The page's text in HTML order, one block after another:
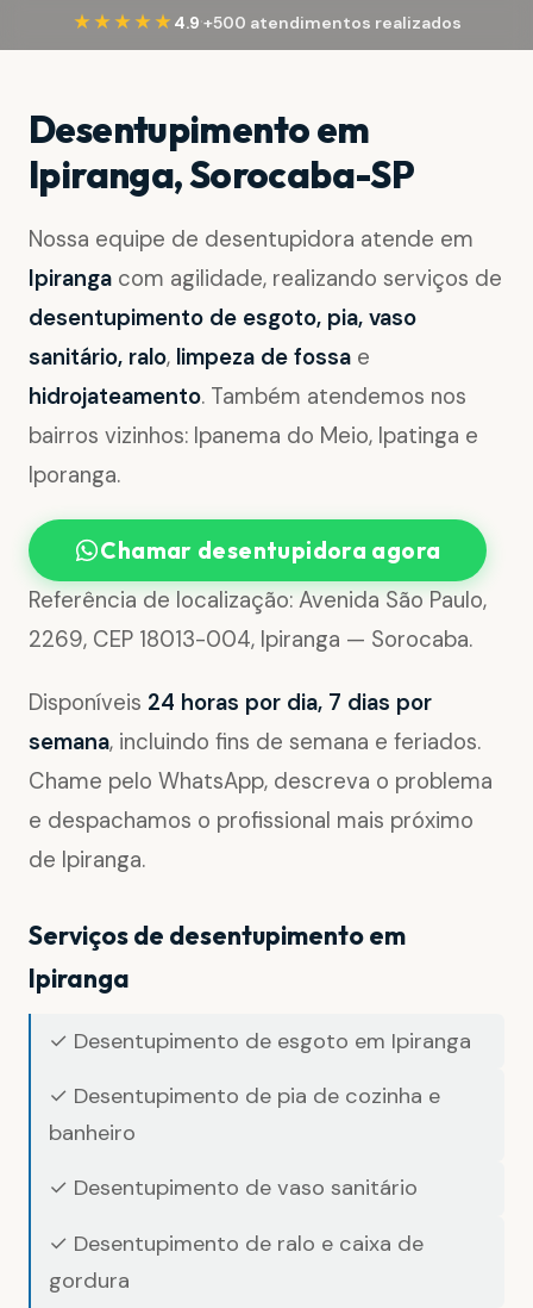
★★★★★ 4.9·+500 atendimentos realizados
Desentupimento em
Ipiranga, Sorocaba-SP
Nossa equipe de desentupidora atende em
Ipiranga com agilidade, realizando serviços de
desentupimento de esgoto, pia, vaso
sanitário, ralo, limpeza de fossa e
hidrojateamento. Também atendemos nos
bairros vizinhos: Ipanema do Meio, Ipatinga e
Iporanga.
Chamar desentupidora agora
Referência de localização: Avenida São Paulo,
2269, CEP 18013-004, Ipiranga — Sorocaba.
Disponíveis 24 horas por dia, 7 dias por
semana, incluindo fins de semana e feriados.
Chame pelo WhatsApp, descreva o problema
e despachamos o profissional mais próximo
de Ipiranga.
Serviços de desentupimento em
Ipiranga
✓ Desentupimento de esgoto em Ipiranga
✓ Desentupimento de pia de cozinha e
banheiro
✓ Desentupimento de vaso sanitário
✓ Desentupimento de ralo e caixa de
gordura